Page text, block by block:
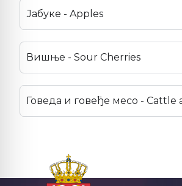
Јабуке - Apples
Вишње - Sour Cherries
Говеда и говеђе месо - Cattle